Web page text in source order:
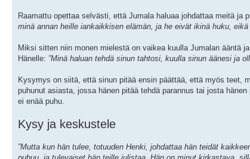
Raamattu opettaa selvästi, että Jumala haluaa johdattaa meitä ja
minä annan heille iankaikkisen elämän, ja he eivät ikinä huku,
Miksi sitten niin monen mielestä on vaikea kuulla Jumalan ääntä
Hänelle: ”Minä haluan tehdä sinun tahtosi, kuulla sinun äänesi ja
Kysymys on siitä, että sinun pitää ensin päättää, että myös teet,
puhunut asiasta, jossa hänen pitää tehdä parannus tai josta
ei enää puhu.
Kysy ja keskustele
”Mutta kun hän tulee, totuuden Henki, johdattaa hän teidät